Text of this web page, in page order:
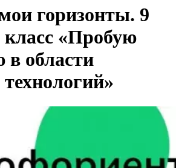
горизонты. 9
класс «Пробую
в области